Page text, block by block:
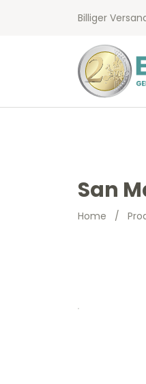
Billiger
San
Home /